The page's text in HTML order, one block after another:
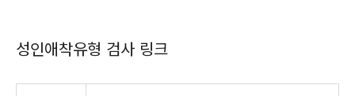
성인애착유형 검사 링크